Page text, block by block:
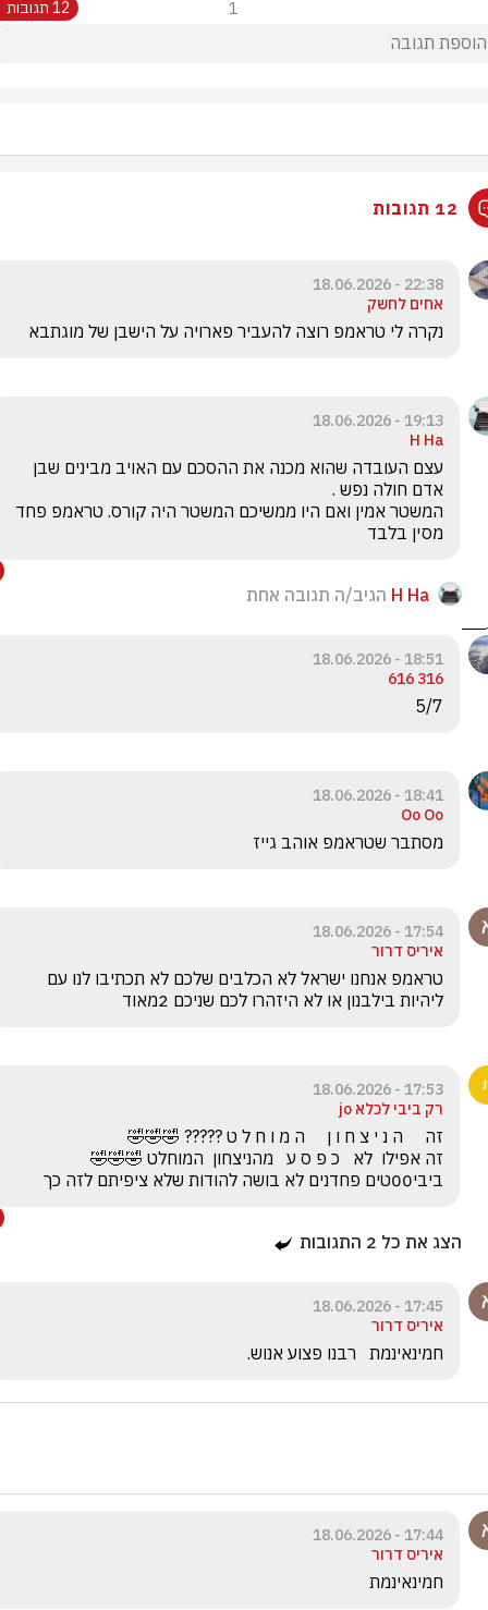
1 12 תגובות
12 תגובות
22:38 - 18.06.2026
אחים לחשק
נקרה לי טראמפ רוצה להעביר פארויה על הישבן של מוגתבא
19:13 - 18.06.2026
H Ha
מסין בלבד
H Ha הגיב/ה תגובה אחת
18:51 - 18.06.2026
316 616
5/7
18:41 - 18.06.2026
Oo Oo
מסתבר שטראמפ אוהב גייז
17:54 - 18.06.2026
איריס דרור
ליהיות בילבנון או לא היזהרו לכם שניכם 2מאוד
17:53 - 18.06.2026
רק ביבי לכלא jo
ביבי00טים פחדנים לא בושה להודות שלא ציפיתם לזה כך
הצג את כל 2 התגובות
17:45 - 18.06.2026
איריס דרור
חמינאינמת   רבנו פצוע אנוש.
17:44 - 18.06.2026
איריס דרור
חמינאינמת